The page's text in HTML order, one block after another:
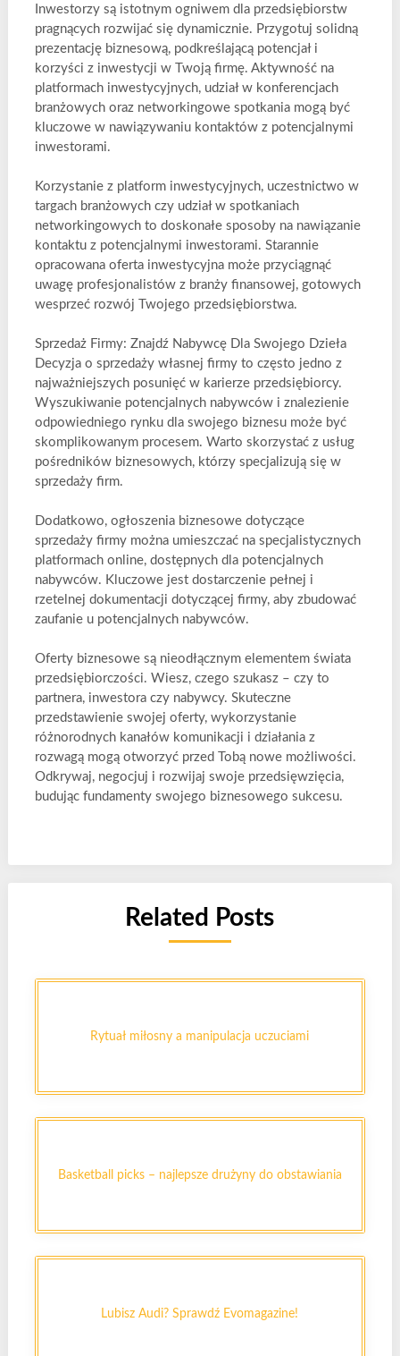
Inwestorzy są istotnym ogniwem dla przedsiębiorstw
pragnących rozwijać się dynamicznie. Przygotuj solidną
prezentację biznesową, podkreślającą potencjał i
korzyści z inwestycji w Twoją firmę. Aktywność na
platformach inwestycyjnych, udział w konferencjach
branżowych oraz networkingowe spotkania mogą być
kluczowe w nawiązywaniu kontaktów z potencjalnymi
inwestorami.
Korzystanie z platform inwestycyjnych, uczestnictwo w
targach branżowych czy udział w spotkaniach
networkingowych to doskonałe sposoby na nawiązanie
kontaktu z potencjalnymi inwestorami. Starannie
opracowana oferta inwestycyjna może przyciągnąć
uwagę profesjonalistów z branży finansowej, gotowych
wesprzeć rozwój Twojego przedsiębiorstwa.
Sprzedaż Firmy: Znajdź Nabywcę Dla Swojego Dzieła
Decyzja o sprzedaży własnej firmy to często jedno z
najważniejszych posunięć w karierze przedsiębiorcy.
Wyszukiwanie potencjalnych nabywców i znalezienie
odpowiedniego rynku dla swojego biznesu może być
skomplikowanym procesem. Warto skorzystać z usług
pośredników biznesowych, którzy specjalizują się w
sprzedaży firm.
Dodatkowo, ogłoszenia biznesowe dotyczące
sprzedaży firmy można umieszczać na specjalistycznych
platformach online, dostępnych dla potencjalnych
nabywców. Kluczowe jest dostarczenie pełnej i
rzetelnej dokumentacji dotyczącej firmy, aby zbudować
zaufanie u potencjalnych nabywców.
Oferty biznesowe są nieodłącznym elementem świata
przedsiębiorczości. Wiesz, czego szukasz – czy to
partnera, inwestora czy nabywcy. Skuteczne
przedstawienie swojej oferty, wykorzystanie
różnorodnych kanałów komunikacji i działania z
rozwagą mogą otworzyć przed Tobą nowe możliwości.
Odkrywaj, negocjuj i rozwijaj swoje przedsięwzięcia,
budując fundamenty swojego biznesowego sukcesu.
Related Posts
Rytuał miłosny a manipulacja uczuciami
Basketball picks – najlepsze drużyny do obstawiania
Lubisz Audi? Sprawdź Evomagazine!